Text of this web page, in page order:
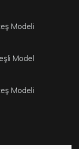
Modeli
Model
Modeli